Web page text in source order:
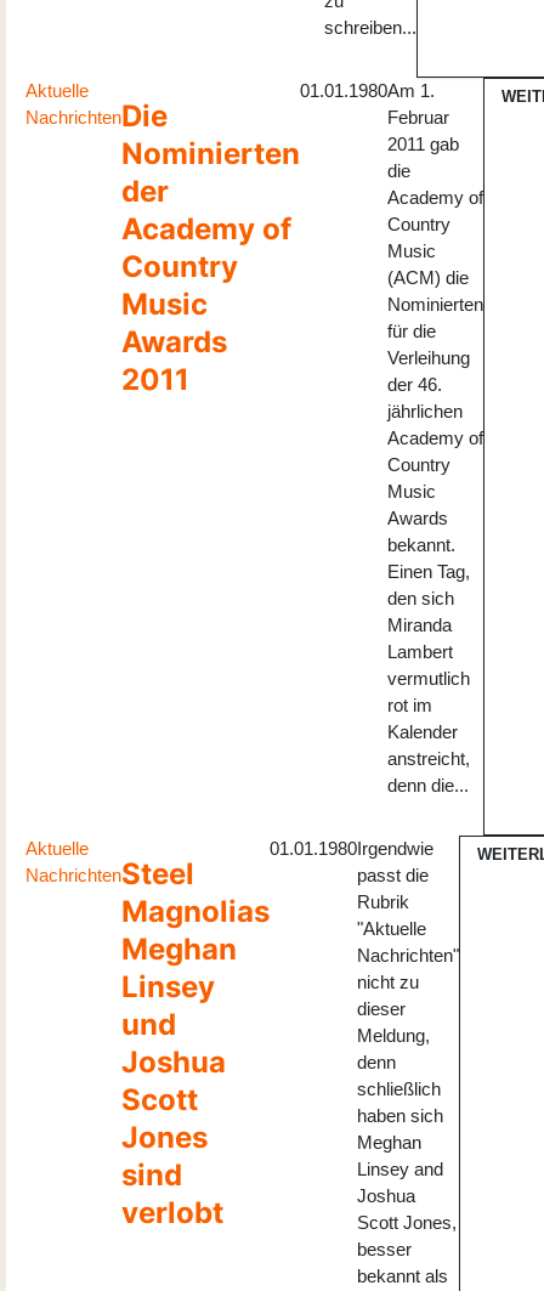
schreiben...
Aktuelle
NachrichtenDie
Nominierten
der
Academy of
Country
Music
Awards
2011
01.01.1980Am 1.
Februar
2011 gab
die
Academy of
Country
Music
(ACM) die
Nominierten
für die
Verleihung
der 46.
jährlichen
Academy of
Country
Music
Awards
bekannt.
Einen Tag,
den sich
Miranda
Lambert
vermutlich
rot im
Kalender
anstreicht,
denn die...
Aktuelle
NachrichtenSteel
Magnolias
Meghan
Linsey
und
Joshua
Scott
Jones
sind
verlobt
01.01.1980Irgendwie
passt die
Rubrik
"Aktuelle
Nachrichten"
nicht zu
dieser
Meldung,
denn
schließlich
haben sich
Meghan
Linsey and
Joshua
Scott Jones,
besser
bekannt als